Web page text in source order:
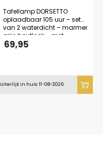
Tafellamp DORSETTO
oplaadbaar 105 uur – set
van 2 waterdicht – marmer
grijs houtlook – met
afstandsbediening
69,95
Uiterlijk in huis: 11-08-2026